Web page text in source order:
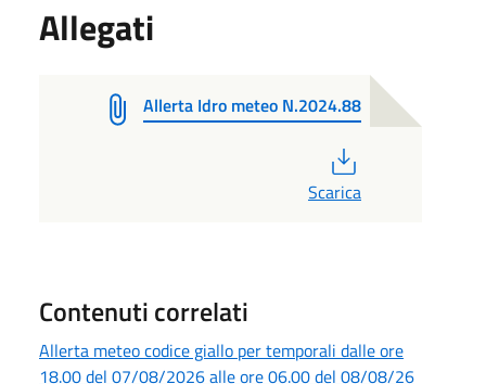
Allegati
Allerta Idro meteo N.2024.88
Scarica
Contenuti correlati
Allerta meteo codice giallo per temporali dalle ore
18.00 del 07/08/2026 alle ore 06.00 del 08/08/26